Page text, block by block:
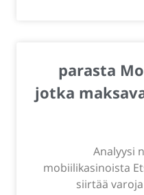
5 parasta
jotka
Analyysi
mobiilikasinoista
siirtää